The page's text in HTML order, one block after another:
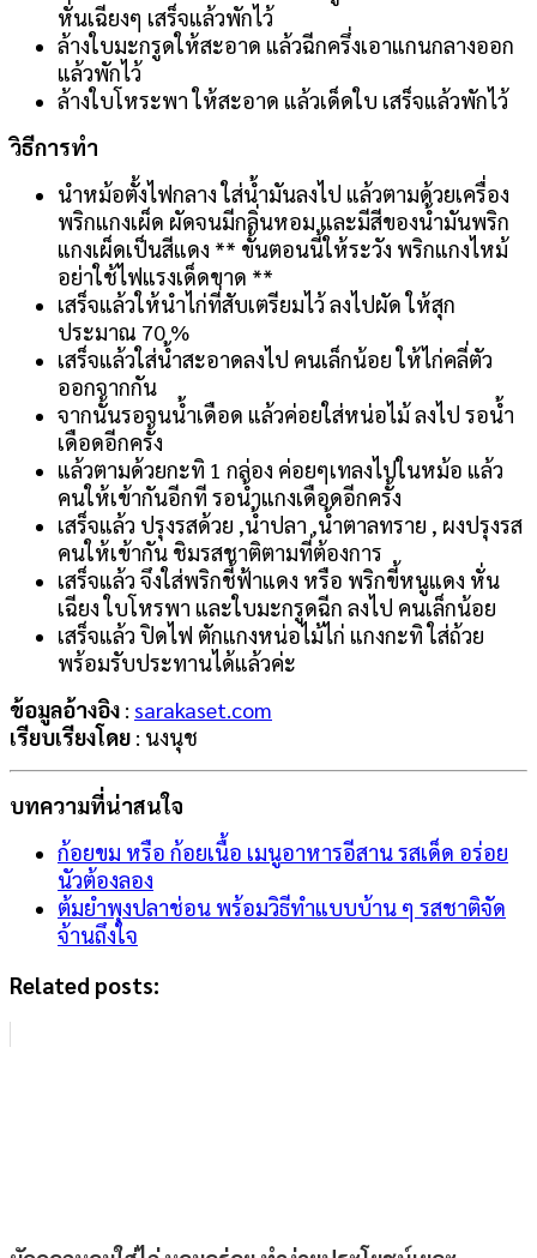
หั่นเฉียงๆ เสร็จแล้วพักไว้
ล้างใบมะกรูดให้สะอาด แล้วฉีกครึ่งเอาแกนกลางออก
แล้วพักไว้
ล้างใบโหระพา ให้สะอาด แล้วเด็ดใบ เสร็จแล้วพักไว้
วิธีการทำ
นำหม้อตั้งไฟกลาง ใส่น้ำมันลงไป แล้วตามด้วยเครื่อง
พริกแกงเผ็ด ผัดจนมีกลิ่นหอม และมีสีของน้ำมันพริก
แกงเผ็ดเป็นสีแดง ** ขั้นตอนนี้ให้ระวัง พริกแกงไหม้
อย่าใช้ไฟแรงเด็ดขาด **
เสร็จแล้วให้นำไก่ที่สับเตรียมไว้ ลงไปผัด ให้สุก
ประมาณ 70 %
เสร็จแล้วใส่น้ำสะอาดลงไป คนเล็กน้อย ให้ไก่คลี่ตัว
ออกจากกัน
จากนั้นรอจนน้ำเดือด แล้วค่อยใส่หน่อไม้ ลงไป รอน้ำ
เดือดอีกครั้ง
แล้วตามด้วยกะทิ 1 กล่อง ค่อยๆเทลงไปในหม้อ แล้ว
คนให้เข้ากันอีกที รอน้ำแกงเดือดอีกครั้ง
เสร็จแล้ว ปรุงรสด้วย ,น้ำปลา ,น้ำตาลทราย , ผงปรุงรส
คนให้เข้ากัน ชิมรสชาติตามที่ต้องการ
เสร็จแล้ว จึงใส่พริกชี้ฟ้าแดง หรือ พริกขี้หนูแดง หั่น
เฉียง ใบโหรพา และใบมะกรูดฉีก ลงไป คนเล็กน้อย
เสร็จแล้ว ปิดไฟ ตักแกงหน่อไม้ไก่ แกงกะทิ ใส่ถ้วย
พร้อมรับประทานได้แล้วค่ะ
ข้อมูลอ้างอิง : sarakaset.com
เรียบเรียงโดย : นงนุช
บทความที่น่าสนใจ
ก้อยขม หรือ ก้อยเนื้อ เมนูอาหารอีสาน รสเด็ด อร่อย
นัวต้องลอง
ต้มยำพุงปลาช่อน พร้อมวิธีทำแบบบ้าน ๆ รสชาติจัด
จ้านถึงใจ
Related posts: